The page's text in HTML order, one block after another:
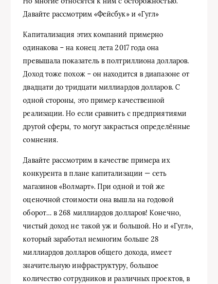
Давайте рассмотрим «Фейсбук» и «Гугл»
Капитализация этих компаний примерно
одинакова – на конец лета 2017 года она
превышала показатель в полтриллиона долларов.
Доход тоже похож – он находится в диапазоне от
двадцати до тридцати миллиардов долларов. С
одной стороны, это пример качественной
реализации. Но если сравнить с предприятиями
другой сферы, то могут закрасться определённые
сомнения.
Давайте рассмотрим в качестве примера их
конкурента в плане капитализации — сеть
магазинов «Волмарт». При одной и той же
оценочной стоимости она вышла на годовой
оборот… в 268 миллиардов долларов! Конечно,
чистый доход не такой уж и большой. Но и «Гугл»,
который заработал немногим больше 28
миллиардов долларов общего дохода, имеет
значительную инфраструктуру, большое
количество сотрудников и различных проектов, в